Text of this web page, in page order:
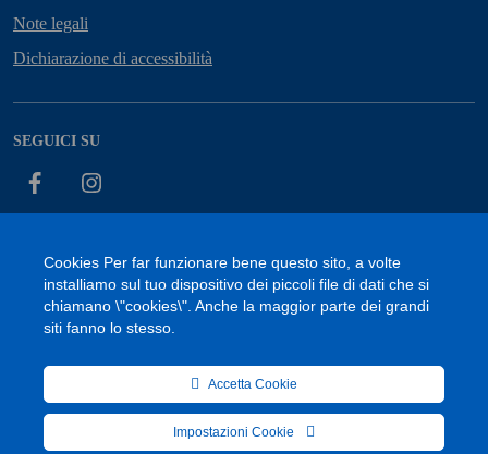
Note legali
Dichiarazione di accessibilità
SEGUICI SU
Facebook
Accessibilità Cookie Privacy Policy Mappa del sito
© 2026 Comune di Fornelli | Sviluppo a cura diOnsite Support
Cookies Per far funzionare bene questo sito, a volte
installiamo sul tuo dispositivo dei piccoli file di dati che si
chiamano \"cookies\". Anche la maggior parte dei grandi
siti fanno lo stesso.
Accetta Cookie
Impostazioni Cookie